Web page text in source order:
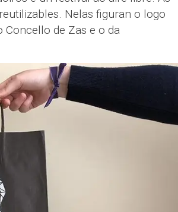
Nelas figuran o logo
de Zas e o da